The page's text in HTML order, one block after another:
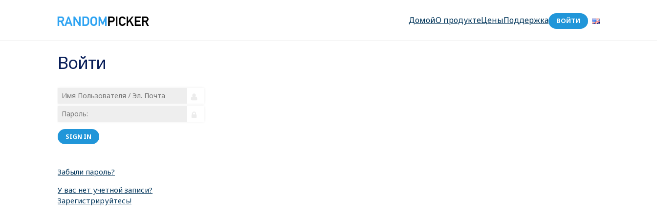
ДомойО продуктеЦеныПоддержка ВОЙТИ
Войти
SIGN IN
Забыли пароль?
У вас нет учетной записи?
Зарегистрируйтесь!